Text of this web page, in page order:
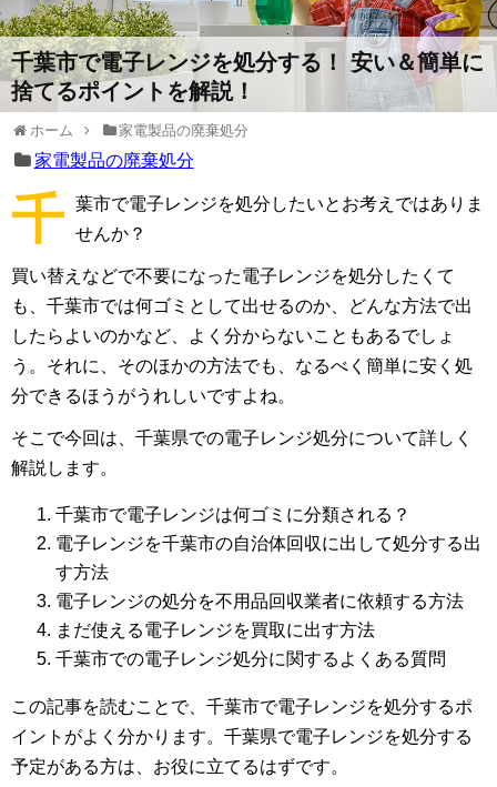
千葉市で電子レンジを処分する！ 安い＆簡単に
捨てるポイントを解説！
ホーム 家電製品の廃棄処分
家電製品の廃棄処分
千 葉市で電子レンジを処分したいとお考えではありま
せんか？
買い替えなどで不要になった電子レンジを処分したくて
も、千葉市では何ゴミとして出せるのか、どんな方法で出
したらよいのかなど、よく分からないこともあるでしょ
う。それに、そのほかの方法でも、なるべく簡単に安く処
分できるほうがうれしいですよね。
そこで今回は、千葉県での電子レンジ処分について詳しく
解説します。
千葉市で電子レンジは何ゴミに分類される？
電子レンジを千葉市の自治体回収に出して処分する出
す方法
電子レンジの処分を不用品回収業者に依頼する方法
まだ使える電子レンジを買取に出す方法
千葉市での電子レンジ処分に関するよくある質問
この記事を読むことで、千葉市で電子レンジを処分するポ
イントがよく分かります。千葉県で電子レンジを処分する
予定がある方は、お役に立てるはずです。